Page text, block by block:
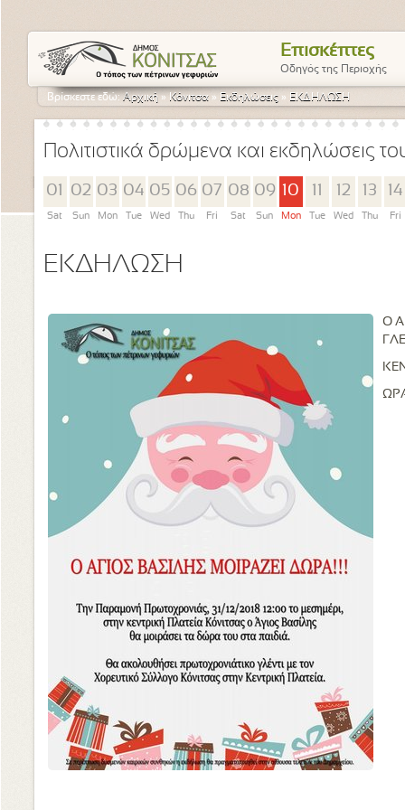
Επισκέπτες
Οδηγός της Περιοχής
Βρίσκεστε εδώ:Αρχική » Κόνιτσα » Εκδηλώσεις » ΕΚΔΗΛΩΣΗ
Πολιτιστικά δρώμενα και εκδηλώσεις
01
Sat
02
Sun
03
Mon
04
Tue
05
Wed
06
Thu
07
Fri
08
Sat
09
Sun
10
Mon Tue
12
Wed
13
Thu
14
Fri
ΕΚΔΗΛΩΣΗ
Ο